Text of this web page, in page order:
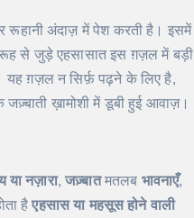
रूहानी अंदाज़ में पेश करती है। इसमें
से जुड़े एहसासात इस ग़ज़ल में बड़ी
यह ग़ज़ल न सिर्फ़ पढ़ने के लिए है,
ख़ामोशी में डूबी हुई आवाज़।
या नज़ारा,जज़्बातमतलब भावनाएँ,
हैएहसास या महसूस होने वाली